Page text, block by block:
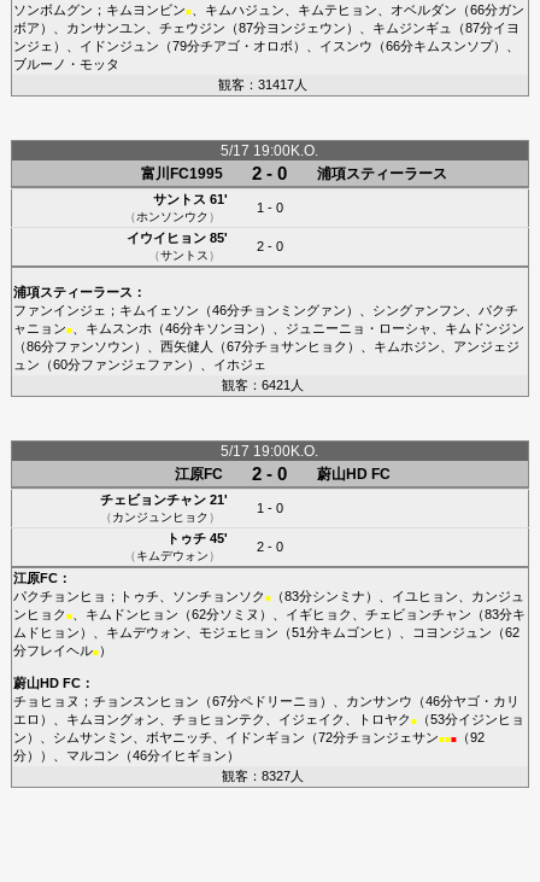
ソンボムグン ； キムヨンビン■、 キムハジュン キムテヒョン オベルダン （66分ガン
ボア ）、 カンサンユン チェウジン （87分ヨンジェウン ）、 キムジンギュ （87分イヨ
ンジェ ）、 イドンジュン （79分チアゴ・オロボ）、 イスンウ （66分キムスンソプ）、
ブルーノ・モッタ
観客：31417人
5/17 19:00K.O.
富川FC1995
2 - 0 浦項スティーラース
サントス 61'
（ホンソンウク ）
1 - 0
イウイヒョン85'
（サントス ）
2 - 0
浦項スティーラース ：
ファンインジェ ； キムイェソン （46分チョンミングァン ）、 シングァンフン
パクチ
ャニョン■、 キムスンホ （46分キソンヨン ）、 ジュニーニョ・ローシャ
キムドンジン
（86分ファンソウン ）、 西矢健人 （67分チョサンヒョク ）、 キムホジン
アンジェジ
ュン （60分ファンジェファン ）、 イホジェ
観客：6421人
5/17 19:00K.O.
江原FC
2 - 0 蔚山HD FC
チェビョンチャン21'
（カンジュンヒョク ）
1 - 0
トゥチ45'
（キムデウォン）
2 - 0
江原FC：
パクチョンヒョ ； トゥチ ソンチョンソク ■（83分シンミナ ）、 イユヒョン
カンジュ
ンヒョク ■、 キムドンヒョン （62分ソミヌ ）、 イギヒョク チェビョンチャン （83分キ
ムドヒョン ）、 キムデウォン モジェヒョン （51分キムゴンヒ ）、 コヨンジュン （62
分フレイヘル■）
蔚山HD FC：
チョヒョヌ ； チョンスンヒョン （67分ペドリーニョ ）、 カンサンウ （46分ヤゴ・カリ
エロ ）、 キムヨングォン チョヒョンテク イジェイク トロヤク ■（53分イジンヒョ
ン ）、 シムサンミン ボヤニッチ イドンギョン （72分チョンジェサン■■■（92
分））、 マルコン （46分イヒギョン ）
観客：8327人